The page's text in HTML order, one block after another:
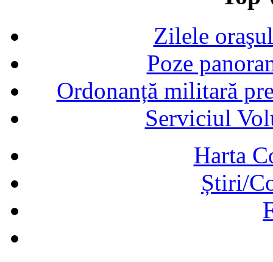
Zilele
Poze
Ordonanță militară
Serviciul
Harta
Știri/